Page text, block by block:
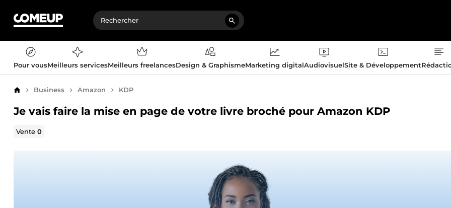
Pour vousMeilleurs servicesMeilleurs freelancesDesign & GraphismeMarketing digitalAudiovisuelSite & Développement
AccueilBusiness Amazon KDP
Je vais faire la mise en page de votre livre broché pour Amazon KDP
Vente0